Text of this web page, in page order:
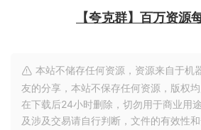
【夸克群】百万资源
本站不储存任何资源，资源来自于机
友的分享，本站不保存任何资源，版权
在下载后24小时删除，切勿用于商业用
及涉及交易请自行判断，文件的有效性